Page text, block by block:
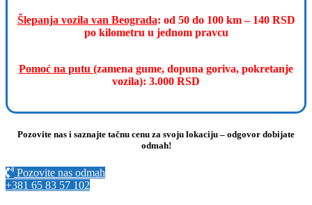
Šlepanja vozila van Beograda: od 50 do 100 km – 140 RSD
po kilometru u jednom pravcu
Pomoć na putu (zamena gume, dopuna goriva, pokretanje
vozila): 3.000 RSD
Pozovite nas i saznajte tačnu cenu za svoju lokaciju – odgovor dobijate
odmah!
Pozovite nas odmah
+381 65 83 57 102